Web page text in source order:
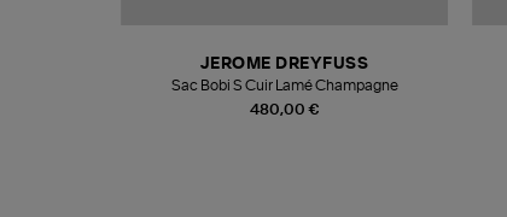
480,00 €
JEROME DREYFUSS
Sac Bobi S Cuir Lamé Champagne